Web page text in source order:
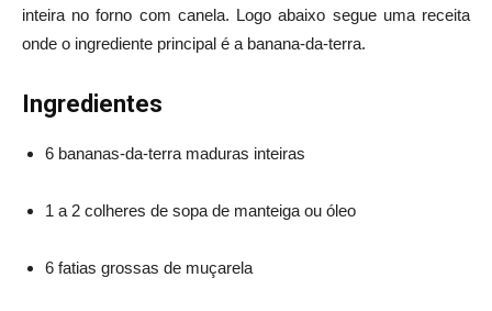
inteira no forno com canela. Logo abaixo segue uma receita
onde o ingrediente principal é a banana-da-terra.
Ingredientes
6 bananas-da-terra maduras inteiras
1 a 2 colheres de sopa de manteiga ou óleo
6 fatias grossas de muçarela